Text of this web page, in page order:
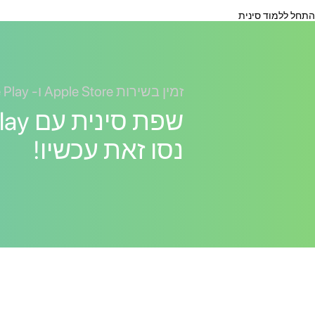
התחל ללמוד סינית
זמין בשירות Apple Store ו- Google Play
נסו זאת עכשיו!